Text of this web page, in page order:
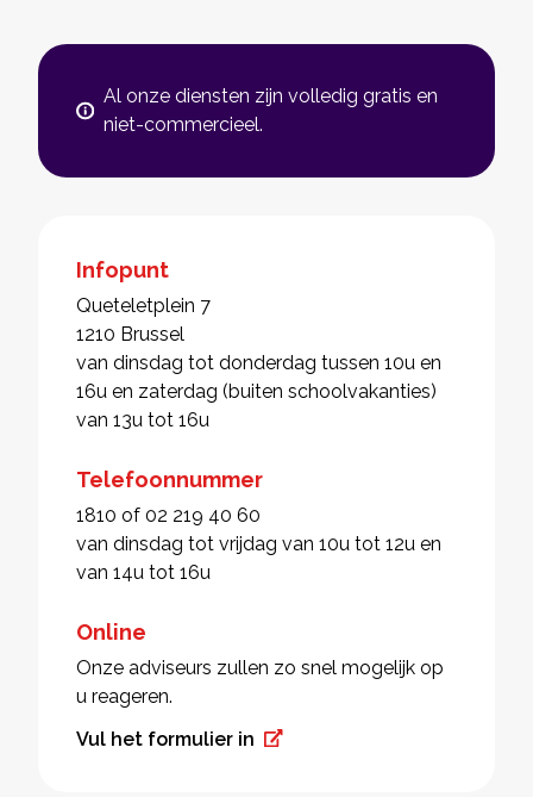
Al onze diensten zijn volledig gratis en
niet-commercieel.
Infopunt
Queteletplein 7
1210 Brussel
van dinsdag tot donderdag tussen 10u en
16u en zaterdag (buiten schoolvakanties)
van 13u tot 16u
Telefoonnummer
1810 of 02 219 40 60
van dinsdag tot vrijdag van 10u tot 12u en
van 14u tot 16u
Online
Onze adviseurs zullen zo snel mogelijk op
u reageren.
Vul het formulier in